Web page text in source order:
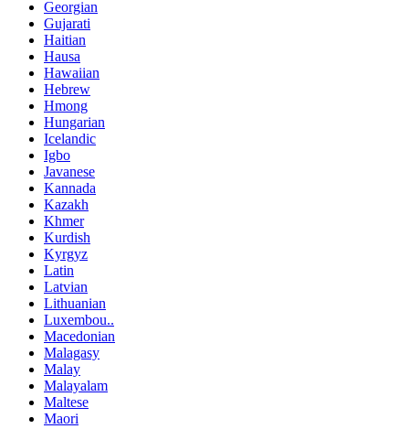
Georgian
Gujarati
Haitian
Hausa
Hawaiian
Hebrew
Hmong
Hungarian
Icelandic
Igbo
Javanese
Kannada
Kazakh
Khmer
Kurdish
Kyrgyz
Latin
Latvian
Lithuanian
Luxembou..
Macedonian
Malagasy
Malay
Malayalam
Maltese
Maori